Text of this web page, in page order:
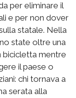
per eliminare il
e per non dover
statale. Nella
state oltre una
bicicletta mentre
il paese o
chi tornava a
serata alla